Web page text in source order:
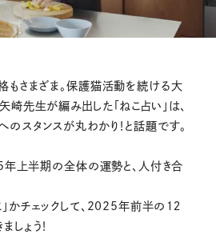
M
e
もさまざま。保護猫活動を続ける大
崎先生が編み出した「ねこ占い」は、
スタンスが丸わかり！と話題です。
年上半期の全体の運勢と、人付き合
かチェックして、2025年前半の１２
しょう！